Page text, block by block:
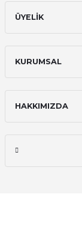
ÜYELİK
KURUMSAL
HAKKIMIZDA